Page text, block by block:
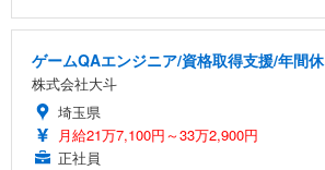
ゲームQAエンジニア/資格取得支援/年間
株式会社大斗
埼玉県
月給21万7,100円～33万2,900円
正社員